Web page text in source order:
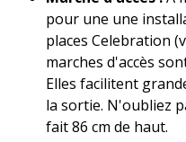
pour une une
places Celebration
marches d'accès
Elles facilitent
la sortie. N'oubliez
fait 86 cm de haut.